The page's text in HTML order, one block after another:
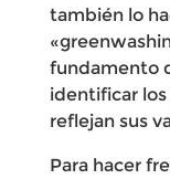
también lo
fundamento
identificar
reflejan sus
Para hacer